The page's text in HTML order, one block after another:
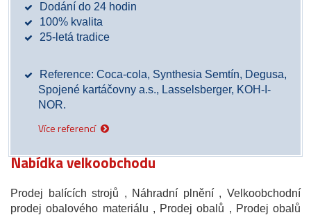
Dodání do 24 hodin
100% kvalita
25-letá tradice
Reference: Coca-cola, Synthesia Semtín, Degusa,
Spojené kartáčovny a.s., Lasselsberger, KOH-I-
NOR.
Více referencí
Nabídka velkoobchodu
Prodej balících strojů , Náhradní plnění , Velkoobchodní
prodej obalového materiálu , Prodej obalů , Prodej obalů